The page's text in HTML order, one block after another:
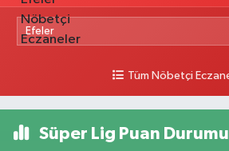
Tüm Nöbetçi
Süper Lig Puan Durumu